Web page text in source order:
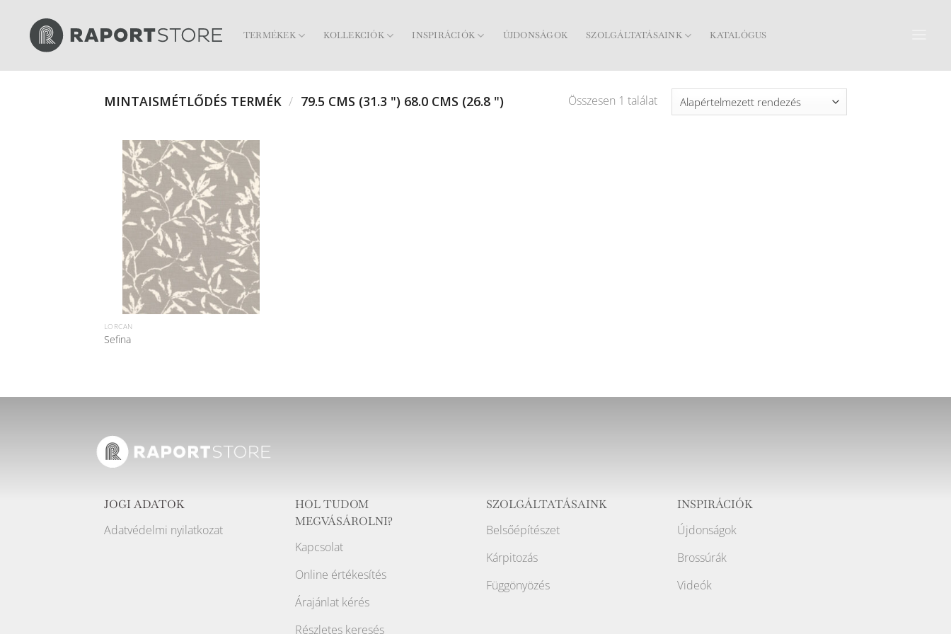
content
TERMÉKEK KOLLEKCIÓK INSPIRÁCIÓK ÚJDONSÁGOK SZOLGÁLTATÁSAINK KATALÓGUS
MINTAISMÉTLŐDÉS TERMÉK / 79.5 CMS (31.3 ") 68.0 CMS (26.8 ") Összesen 1 találat
LORCAN
Sefina
JOGI ADATOK
Adatvédelmi nyilatkozat
HOL TUDOM
MEGVÁSÁROLNI?
Kapcsolat
Online értékesítés
Árajánlat kérés
Részletes keresés
SZOLGÁLTATÁSAINK
Belsőépítészet
Kárpitozás
Függönyözés
INSPIRÁCIÓK
Újdonságok
Brossúrák
Videók